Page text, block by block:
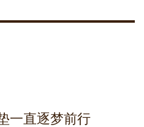
一直逐梦前行